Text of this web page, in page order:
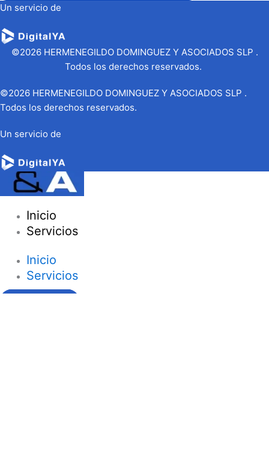
Un servicio de
©2026 HERMENEGILDO DOMINGUEZ Y ASOCIADOS SLP .
Todos los derechos reservados.
©2026 HERMENEGILDO DOMINGUEZ Y ASOCIADOS SLP .
Todos los derechos reservados.
Un servicio de
Inicio
Servicios
Inicio
Servicios